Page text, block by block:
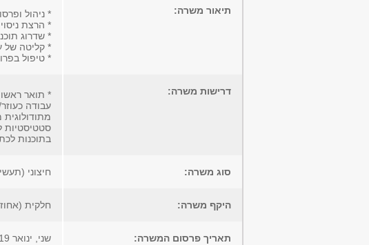
תיאור משרה:
* ניהול
* הרצת
* שדרוג
* קליטה של
* טיפול
דרישות משרה:
* תואר
עבודה
סטטיסטיות
בתוכנות
סוג משרה: חיצוני
היקף משרה: חלקית
תאריך פרסום המשרה: שני, ינואר 19, 2026